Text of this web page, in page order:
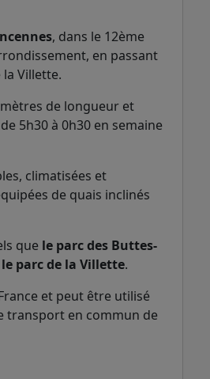
, dans le 12ème
en passant
Villette.
de longueur et
5h30 à 0h30 en semaine
climatisées et
de quais inclinés
que le parc des Buttes-
parc de la Villette.
et peut être utilisé
transport en commun de